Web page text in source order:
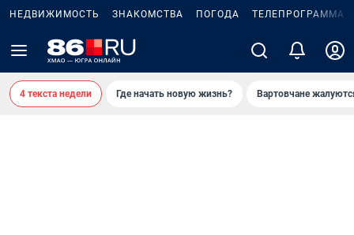
НЕДВИЖИМОСТЬ ЗНАКОМСТВА ПОГОДА ТЕЛЕПРОГРАММА
4 текста недели Где начать новую жизнь? Вартовчане